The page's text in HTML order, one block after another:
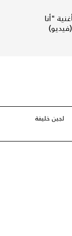
"أنا
لجين خليفة